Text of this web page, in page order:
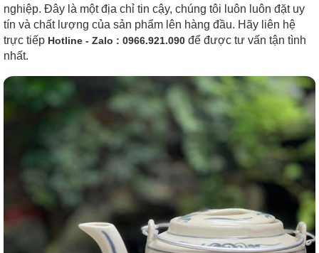
nghiệp. Đây là một địa chỉ tin cậy, chúng tôi luôn luôn đặt uy
tín và chất lượng của sản phẩm lên hàng đầu. Hãy liên hệ
trực tiếp Hotline - Zalo : 0966.921.090 để được tư vấn tận tình
nhất.